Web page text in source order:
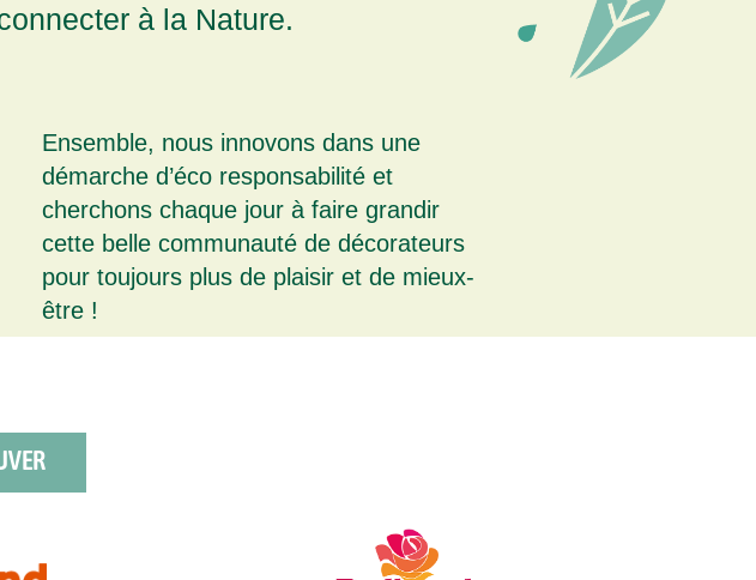
à la Nature.
Ensemble, nous innovons dans une
démarche d’éco responsabilité et
cherchons chaque jour à faire grandir
cette belle communauté de décorateurs
pour toujours plus de plaisir et de mieux-
être !